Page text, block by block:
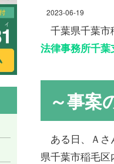
2023-06-19
千葉県千葉市
法律事務所千葉
～事案
ある日、Ａさ
県千葉市稲毛区